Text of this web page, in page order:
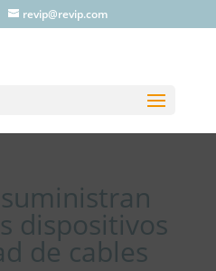
revip@revip.com
dispositivos
de cables